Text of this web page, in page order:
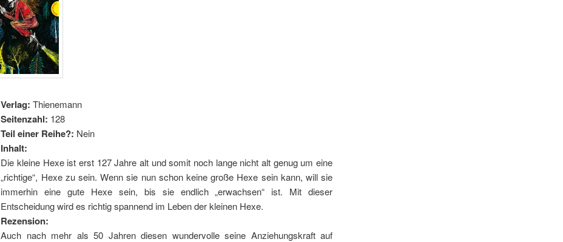
Verlag:Thienemann
Seitenzahl: 128
Teil einer Reihe?: Nein
Inhalt:
Die kleine Hexe ist erst 127 Jahre alt und somit noch lange nicht alt genug um eine
„richtige“, Hexe zu sein. Wenn sie nun schon keine große Hexe sein kann, will sie
immerhin eine gute Hexe sein, bis sie endlich „erwachsen“ ist. Mit dieser
Entscheidung wird es richtig spannend im Leben der kleinen Hexe.
Rezension:
Auch nach mehr als 50 Jahren diesen wundervolle seine Anziehungskraft auf